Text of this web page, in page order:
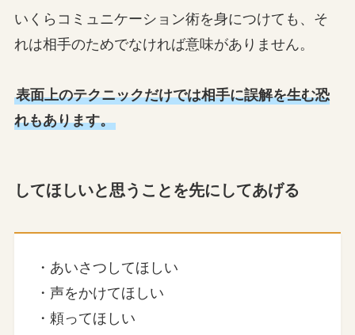
いくらコミュニケーション術を身につけても、そ
れは相手のためでなければ意味がありません。
表面上のテクニックだけでは相手に誤解を生む恐
れもあります。
してほしいと思うことを先にしてあげる
・あいさつしてほしい
・声をかけてほしい
・頼ってほしい